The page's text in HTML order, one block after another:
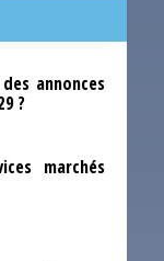
annonces
?
marchés